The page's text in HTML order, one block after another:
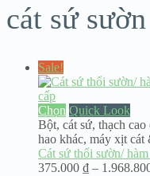
cát sứ sườn
Sale!
Chọn Quick Look
Bột, cát sứ, thạch cao
hao khác, máy xịt cát
Cát sứ thổi sườn/
375.000 ₫ –